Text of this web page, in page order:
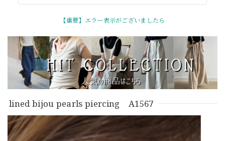
【重要】エラー表示がございましたら
lined bijou pearls piercing A1567